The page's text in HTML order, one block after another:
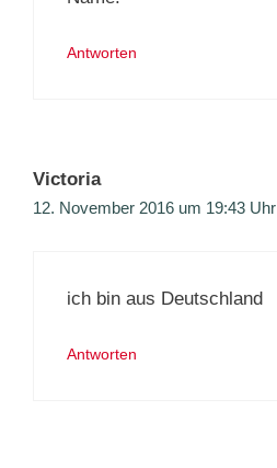
Antworten
Victoria
12. November 2016 um 19:43 Uhr
ich bin aus Deutschland
Antworten